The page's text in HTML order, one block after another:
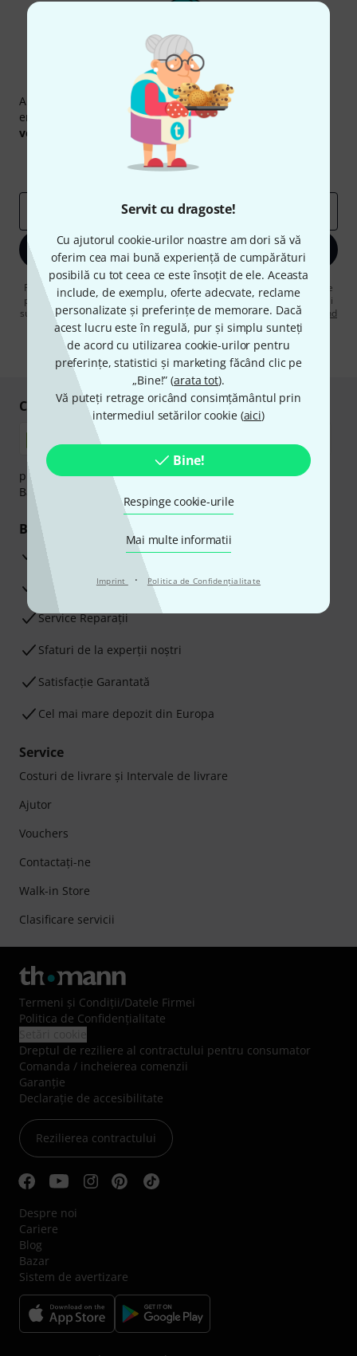
Servit cu dragoste!
Cu ajutorul cookie-urilor noastre am dori să vă
oferim cea mai bună experiență de cumpărături
posibilă cu tot ceea ce este însoțit de ele. Aceasta
include, de exemplu, oferte adecvate, reclame
personalizate și preferințe de memorare. Dacă
acest lucru este în regulă, pur și simplu sunteți
de acord cu utilizarea cookie-urilor pentru
preferințe, statistici și marketing făcând clic pe
„Bine!” (arata tot).
Vă puteți retrage oricând consimțământul prin
intermediul setărilor cookie (aici)
Bine!
Respinge cookie-urile
Mai multe informatii
Imprint · Politica de Confidenţialitate
Newsletter Thomann
Abonați-vă la buletinul informativ Thomann în limba
engleză și, cu puțin noroc, puteți câștiga unul dintre
voucherele
în valoare de 50 €fiecare!
Contribuții inspiraționale
Perspectivele Thomann
*
Înscrie-te acum
Făcând clic pe „Înscrie-te acum”, sunteți de acord să primiți publicitate
prin e-mail. Vă puteți dezabona în orice moment. Puteți găsi informații
suplimentare despre buletinul informativ în regulamentul nostru privind
protecția datelor .
* Necesar
Cumpărați și plătiți în siguranță
plata se poate efectua în siguranță cu Ramburs, Transfer
Bancar sau Card de credit.
Beneficiile tale
3 Ani Garanție Thomann
Garanţia returnării banilor în 30 de zile
Service Reparații
Sfaturi de la experții noștri
Satisfacție Garantată
Cel mai mare depozit din Europa
Service
Costuri de livrare şi Intervale de livrare
Ajutor
Vouchers
Contactaţi-ne
Walk-in Store
Clasificare servicii
Termeni şi Condiţii/Datele Firmei
Politica de Confidenţialitate
Dreptul de reziliere al contractului pentru consumator
Comanda / incheierea comenzii
Garanție
Declarație de accesibilitate
Rezilierea contractului
Despre noi
Cariere
Blog
Bazar
Sistem de avertizare